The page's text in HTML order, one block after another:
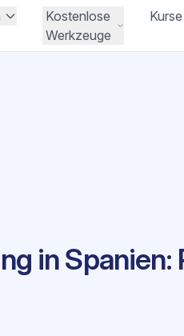
Kostenlose
Werkzeuge
Kurse
in